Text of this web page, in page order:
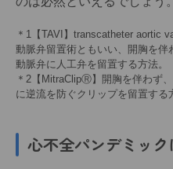
＊1【TAVI】transcatheter aortic
動脈弁留置術ともいい、開胸を
動脈弁に人工弁を留置する方法。
＊2【MitraClipⓇ】開胸を伴わず
に逆流を防ぐクリップを留置する
心不全パンデミック